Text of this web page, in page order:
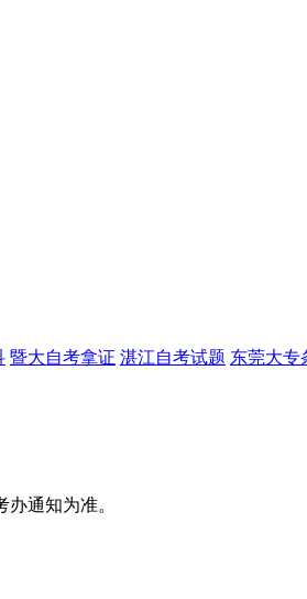
暨大自考拿证 湛江自考试题 东莞大专
通知为准。